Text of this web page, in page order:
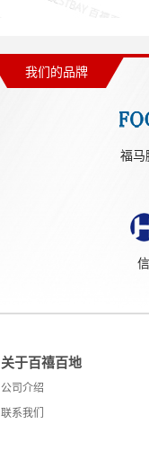
我们的品牌
福马
关于百禧百地
公司介绍
联系我们